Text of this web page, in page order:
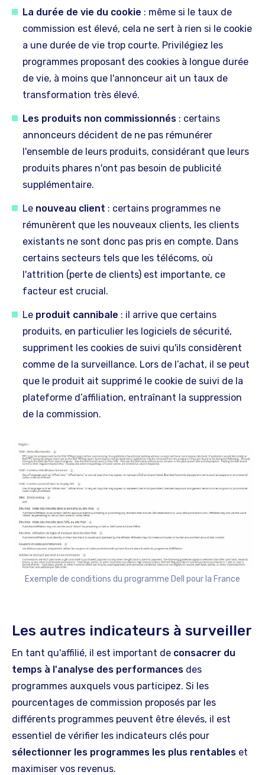
La durée de vie du cookie : même si le taux de
commission est élevé, cela ne sert à rien si le cookie
a une durée de vie trop courte. Privilégiez les
programmes proposant des cookies à longue durée
de vie, à moins que l'annonceur ait un taux de
transformation très élevé.
Les produits non commissionnés : certains
annonceurs décident de ne pas rémunérer
l'ensemble de leurs produits, considérant que leurs
produits phares n'ont pas besoin de publicité
supplémentaire.
Le nouveau client : certains programmes ne
rémunèrent que les nouveaux clients, les clients
existants ne sont donc pas pris en compte. Dans
certains secteurs tels que les télécoms, où
l'attrition (perte de clients) est importante, ce
facteur est crucial.
Le produit cannibale : il arrive que certains
produits, en particulier les logiciels de sécurité,
suppriment les cookies de suivi qu'ils considèrent
comme de la surveillance. Lors de l’achat, il se peut
que le produit ait supprimé le cookie de suivi de la
plateforme d’affiliation, entraînant la suppression
de la commission.
Exemple de conditions du programme Dell pour la France
Les autres indicateurs à surveiller
En tant qu'affilié, il est important de consacrer du
temps à l'analyse des performances des
programmes auxquels vous participez. Si les
pourcentages de commission proposés par les
différents programmes peuvent être élevés, il est
essentiel de vérifier les indicateurs clés pour
sélectionner les programmes les plus rentables et
maximiser vos revenus.